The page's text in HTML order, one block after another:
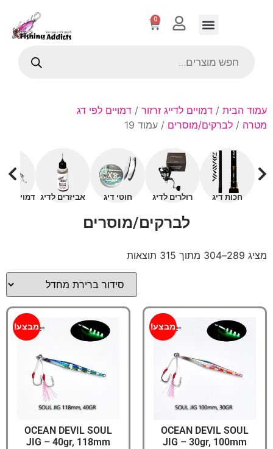
0
עמוד הבית / דמויים לדייג זרזור / דמויים לפי דג
מטרה / לברקים/מוסרים / עמוד 19
חכות דיג רולרים לדיג חוטי דיג אביזרים לדיג דמויים
לברקים/מוסרים
מציג 289–304 מתוך 315 תוצאות
מבצע!
OCEAN DEVIL SOUL
JIG – 30gr, 100mm
מבצע!
OCEAN DEVIL SOUL
JIG – 40gr, 118mm